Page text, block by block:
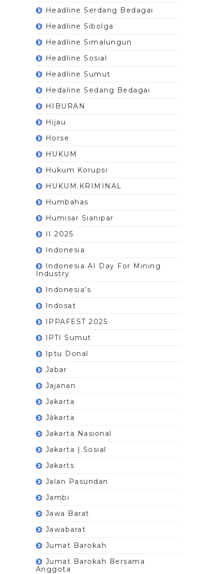
Headline Serdang Bedagai
Headline Sibolga
Headline Simalungun
Headline Sosial
Headline Sumut
Hedaline Sedang Bedagai
HIBURAN
Hijau
Horse
HUKUM
Hukum Korupsi
HUKUM.KRIMINAL
Humbahas
Humisar Sianipar
II 2025
Indonesia
Indonesia AI Day For Mining
Industry
Indonesia’s
Indosat
IPPAFEST 2025
IPTI Sumut
Iptu Donal
Jabar
Jajanan
Jakarta
Jàkarta
Jakarta Nasional
Jakarta | Sosial
Jakarts
Jalan Pasundan
Jambi
Jawa Barat
Jawabarat
Jumat Barokah
Jumat Barokah Bersama
Anggota